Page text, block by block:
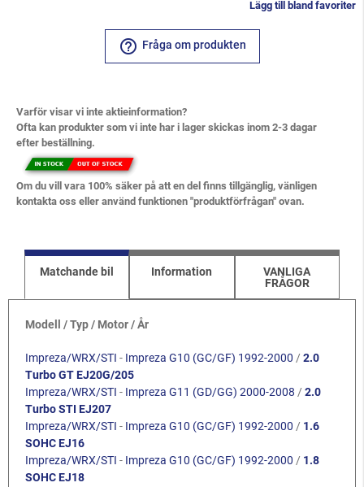
Lägg till bland favoriter
help_outline Fråga om produkten
Varför visar vi inte aktieinformation?
Ofta kan produkter som vi inte har i lager skickas inom 2-3 dagar
efter beställning.
Om du vill vara 100% säker på att en del finns tillgänglig, vänligen
kontakta oss eller använd funktionen "produktförfrågan" ovan.
Matchande bil Information
VANLIGA
FRÅGOR
Modell / Typ / Motor / År
Impreza/WRX/STI - Impreza G10 (GC/GF) 1992-2000 /2.0
Turbo GT EJ20G/205
Impreza/WRX/STI - Impreza G11 (GD/GG) 2000-2008 /2.0
Turbo STI EJ207
Impreza/WRX/STI - Impreza G10 (GC/GF) 1992-2000 / 1.6
SOHC EJ16
Impreza/WRX/STI - Impreza G10 (GC/GF) 1992-2000 / 1.8
SOHC EJ18